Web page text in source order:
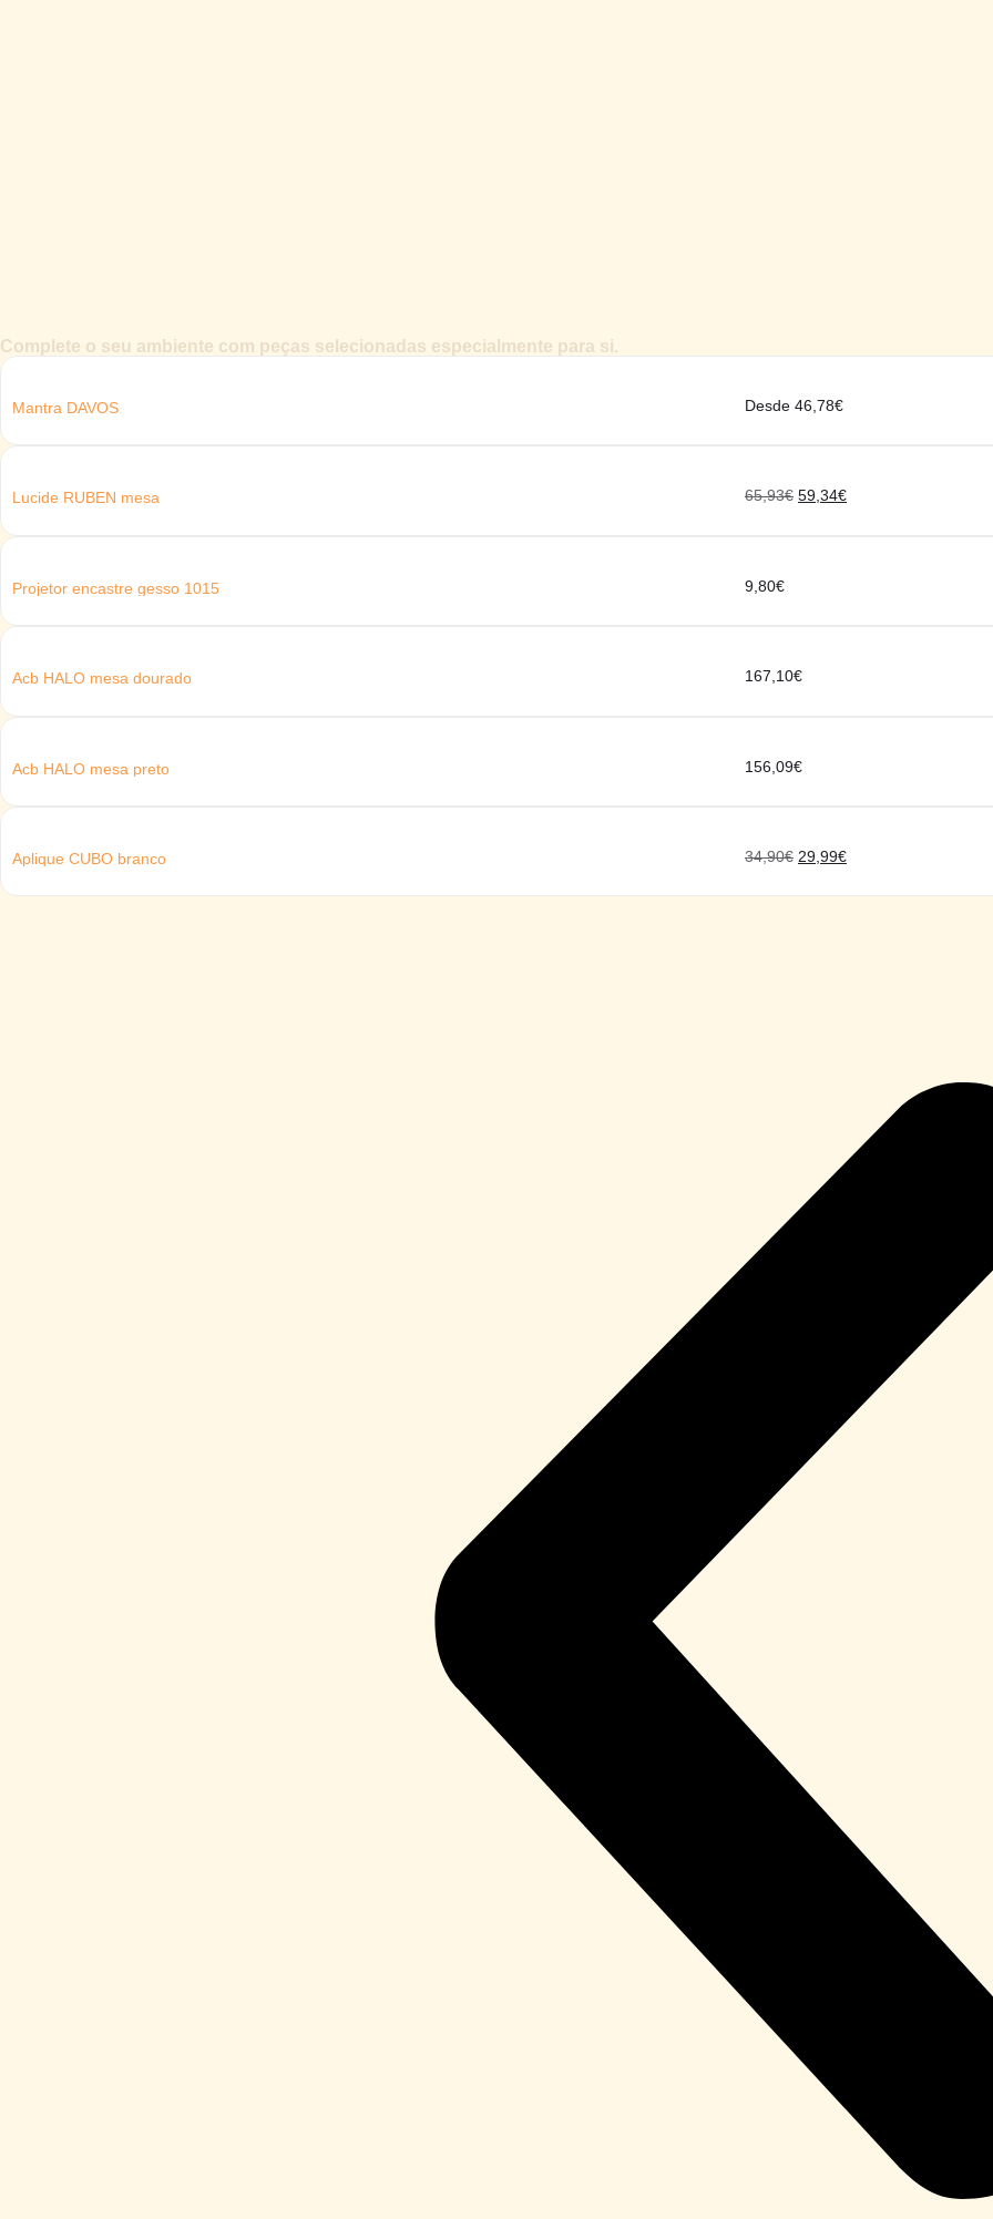
Complete o seu ambiente com peças selecionadas especialmente para si.
Mantra DAVOS Desde 46,78€
Lucide RUBEN mesa 65,93€ 59,34€
Projetor encastre gesso 1015 9,80€
Acb HALO mesa dourado 167,10€
Acb HALO mesa preto 156,09€
Aplique CUBO branco 34,90€ 29,99€